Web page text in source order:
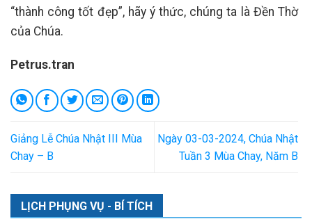
“thành công tốt đẹp”, hãy ý thức, chúng ta là Đền Thờ
của Chúa.
Petrus.tran
Giảng Lễ Chúa Nhật III Mùa
Chay – B
Ngày 03-03-2024, Chúa Nhật
Tuần 3 Mùa Chay, Năm B
LỊCH PHỤNG VỤ - BÍ TÍCH